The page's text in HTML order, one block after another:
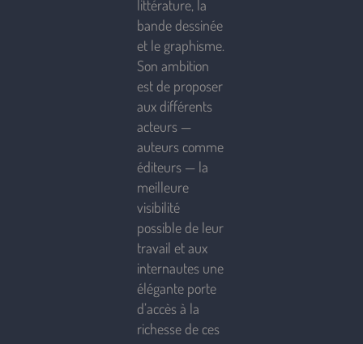
littérature, la
bande dessinée
et le graphisme.
Son ambition
est de proposer
aux différents
acteurs —
auteurs comme
éditeurs — la
meilleure
visibilité
possible de leur
travail et aux
internautes une
élégante porte
d’accès à la
richesse de ces